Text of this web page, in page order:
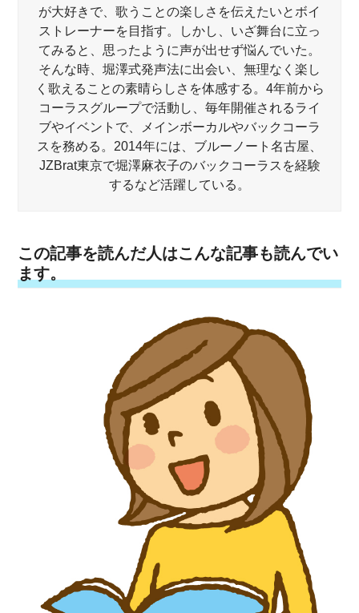
が大好きで、歌うことの楽しさを伝えたいとボイ
ストレーナーを目指す。しかし、いざ舞台に立っ
てみると、思ったように声が出せず悩んでいた。
そんな時、堀澤式発声法に出会い、無理なく楽し
く歌えることの素晴らしさを体感する。4年前から
コーラスグループで活動し、毎年開催されるライ
ブやイベントで、メインボーカルやバックコーラ
スを務める。2014年には、ブルーノート名古屋、
JZBrat東京で堀澤麻衣子のバックコーラスを経験
するなど活躍している。
この記事を読んだ人はこんな記事も読んでい
ます。